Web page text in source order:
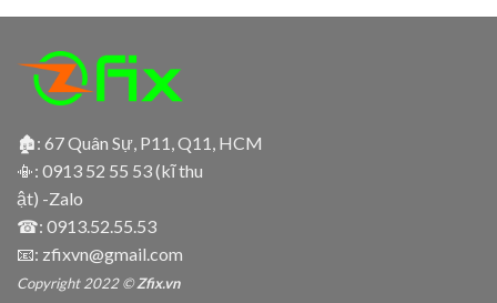
🏚: 67 Quân Sự, P11, Q11, HCM
📳: 0913 52 55 53 (kĩ thu
ật) -Zalo
☎: 0913.52.55.53
📧: zfixvn@gmail.com
Copyright 2022 ©Zfix.vn